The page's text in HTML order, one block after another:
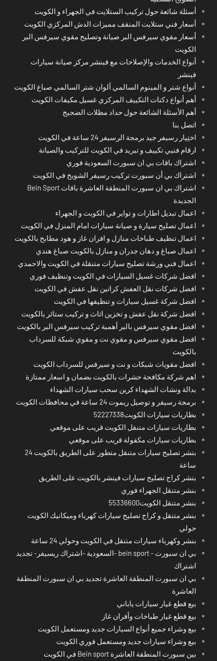
أسئلة شائعة حول تركيب الستلايت في الجهراء و الكويت
أسعار فني ستلايت المنقف مميزات الدش المركزي الكويت
أسعار مقوي سيرفس البر صيانة وتصليح مقوي سيرفس البر
الكويت
أنواع الخدمات والإصلاحات مع فينشر مركز صيانة سيارات
فينشر
أنواع شتر و المينوم السالمي ألوان شتر السالمي صباغ الكويت
أهم أنواع دكتات التكييف المركزي غسيل مكيفات الكويت
أهم الأسئلة الشائعة حول حداد مظلات الضجيج
اتصل بنا
اختِيار رسيفر جيد برمجة الرسيفر 24 ساعة في الكويت
ارقام فنيي تكييف و تبريد في الكويت للتركيب والصيانة
اشتراك باقات بي ان سبورت السعودية فوري
اشتراك بي أن سبورت تركيب رسيفر الشويخ في الكويت
اشتراك بي ان سبورت المنطقة العاشرة باقات Bein Sport
الجديدة
اعمال تبديل اطارات و تواير في الكويت و الجهراء
اعمال تصليح سيارة و صيانة سيارات امام المنزل في الكويت
اعمال تنظيف طباخات منازل و افران غاز و هود مطابخ بالكويت
اعمال صباغ و دهان جدران و منازل بالكويت صباغ هندي
اعمال فني ورشة تصليح سيارات متنقلة في الكويت والاحمدي
افضل شركات غسيل السيارات في الكويت وتنظيف فوري
افضل شركات نقل العفش كراتين نقل عفش في الكويت
افضل شركة غسيل سيارات و تنظيفها في الكويت
افضل شركة نقل عفش و تخزين اثاث و تركيب ستائر بالكويت
افضل مقوي سيرفس بالبر أهمية تركيب سيرفس البر بالكويت
افضل مقوي سيرفس و مقوي نت و مقوي شبكة للسرداب
بالكويت
افضل مقويات شبكات و نت و سيرفس للسرداب الكويت
اهم شركة مكافحة حشرات بالكويت بضمان و اسعار ممتازة
بدالة ونشات الشهداء كرين سحب سيارات الشهداء
برمجة رسيفر و توصيل ريموت 24 ساعة في محافظات الكويت
بطاريات سيارات الكويت52227338
بطاريات سيارات متنقل الكويت قريب على موقعي
بطاريات سيارات مكفولة قريب على موقعي
بنشر تصليح سيارات متنقل متطور على الطريق بالكويت 24
ساعة
بنشر كراج تصليح سيارات فينشر بالكويت على الطريق
بنشر متنقل الجهراء فوري
بنشر متنقل الكويت55336600
بنشر متنقل و كراج تصليح سيارات كهرباء وميكانيك الكويت
حولي
بنشر وكهرباء سيارات متنقل في الكويت وحولي 24 ساعة
بي ان سبورت - bein sport -السعودية -اشتراك ريسيفر- تجديد
اشتراك
بي ان سبورت المنطقة العاشرة تجديد بي ان سبورت المنطقة
العاشرة
بيع قطع غيار سيارات ياباني
بيع قطع غيار طباخات وأفران غاز
بيع وشراء جميع أنواع السيارات جديد ومستعمل الكويت
بيع وشراء سيارات جديد ومستعمل فوري الكويت
بين سبورت المنطقة العاشرة Bein sport في الكويت